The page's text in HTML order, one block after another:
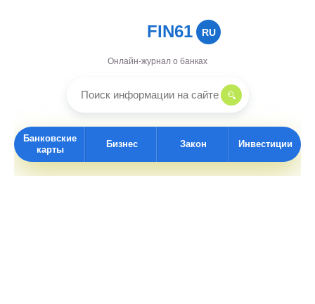
FIN61 RU
Онлайн-журнал о банках
Банковские
карты
Бизнес Закон Инвестиции